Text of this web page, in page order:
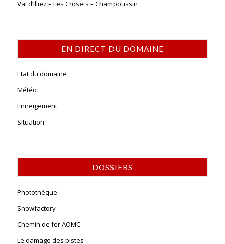
Val d’Illiez – Les Crosets – Champoussin
EN DIRECT DU DOMAINE
Etat du domaine
Météo
Enneigement
Situation
DOSSIERS
Photothèque
Snowfactory
Chemin de fer AOMC
Le damage des pistes